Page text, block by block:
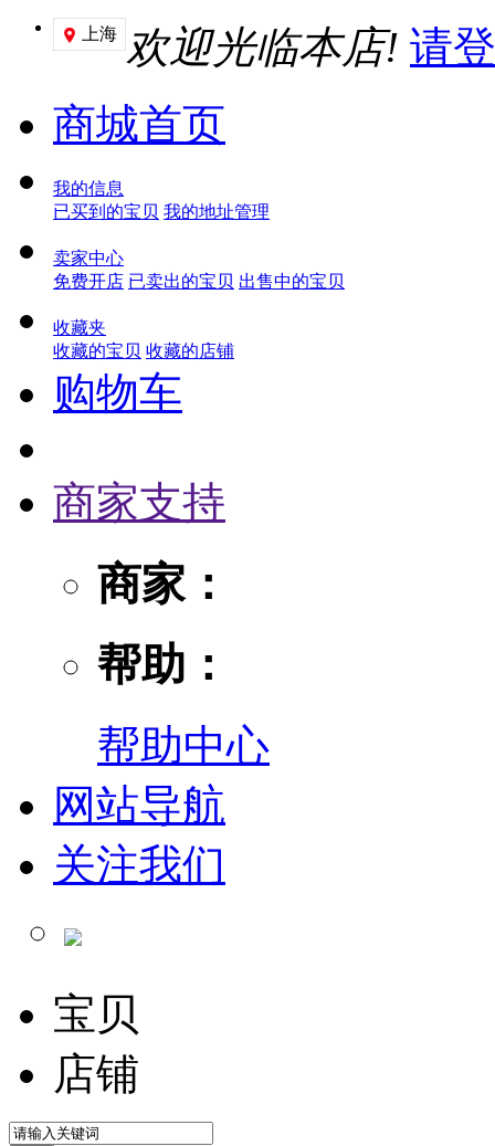
 上海 欢迎光临本店! 请
商城首页
我的信息
已买到的宝贝 我的地址管理
卖家中心
免费开店 已卖出的宝贝 出售中的宝贝
收藏夹
收藏的宝贝 收藏的店铺
购物车
商家支持
商家：
帮助：
帮助中心
网站导航
关注我们
宝贝
店铺